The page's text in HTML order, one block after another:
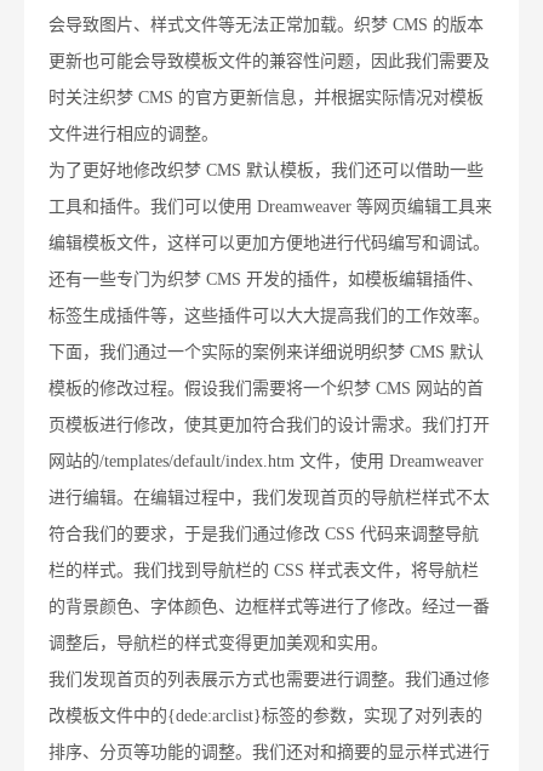
会导致图片、样式文件等无法正常加载。织梦 CMS 的版本
更新也可能会导致模板文件的兼容性问题，因此我们需要及
时关注织梦 CMS 的官方更新信息，并根据实际情况对模板
文件进行相应的调整。
为了更好地修改织梦 CMS 默认模板，我们还可以借助一些
工具和插件。我们可以使用 Dreamweaver 等网页编辑工具来
编辑模板文件，这样可以更加方便地进行代码编写和调试。
还有一些专门为织梦 CMS 开发的插件，如模板编辑插件、
标签生成插件等，这些插件可以大大提高我们的工作效率。
下面，我们通过一个实际的案例来详细说明织梦 CMS 默认
模板的修改过程。假设我们需要将一个织梦 CMS 网站的首
页模板进行修改，使其更加符合我们的设计需求。我们打开
网站的/templates/default/index.htm 文件，使用 Dreamweaver
进行编辑。在编辑过程中，我们发现首页的导航栏样式不太
符合我们的要求，于是我们通过修改 CSS 代码来调整导航
栏的样式。我们找到导航栏的 CSS 样式表文件，将导航栏
的背景颜色、字体颜色、边框样式等进行了修改。经过一番
调整后，导航栏的样式变得更加美观和实用。
我们发现首页的列表展示方式也需要进行调整。我们通过修
改模板文件中的{dede:arclist}标签的参数，实现了对列表的
排序、分页等功能的调整。我们还对和摘要的显示样式进行